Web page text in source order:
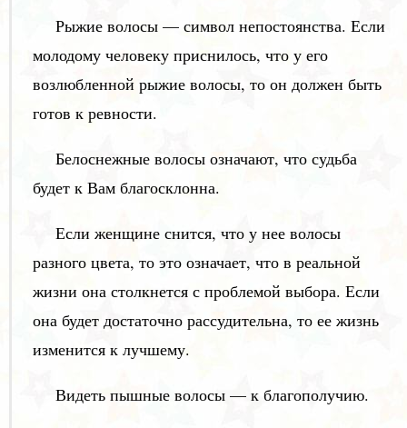
Рыжие волосы — символ непостоянства. Если
молодому человеку приснилось, что у его
возлюбленной рыжие волосы, то он должен быть
готов к ревности.
Белоснежные волосы означают, что судьба
будет к Вам благосклонна.
Если женщине снится, что у нее волосы
разного цвета, то это означает, что в реальной
жизни она столкнется с проблемой выбора. Если
она будет достаточно рассудительна, то ее жизнь
изменится к лучшему.
Видеть пышные волосы — к благополучию.